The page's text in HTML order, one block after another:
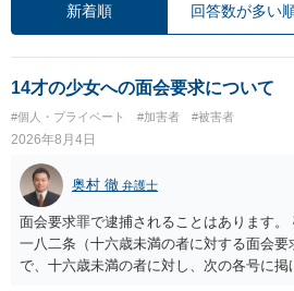
新着順 回答数が多い
14才の少女への面会要求について
#個人・プライベート #加害者 #被害者
2026年8月4日
奥村 徹 弁護士
面会要求罪で逮捕されることはあります
一八二条（十六歳未満の者に対する面会
で、十六歳未満の者に対し、次の各号に